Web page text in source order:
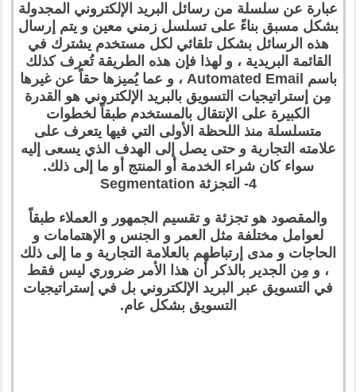
عبارة عن سلسلة من رسائل البريد الإلكتروني المجدولة
بشكل مسبق بناءً على تسلسل زمني معين و يتم إرسال
هذه الرسائل بشكل تلقائي لكل مستخدم يشترك في
القائمة البريدية ، و لهذا فإن هذه الطريقة تُعرف كذلك
باسم Automated Email ، و عما يُميزها حقاً عن غيرها
مِن إستراتيجيات التسويق بالبريد الإلكتروني هو القدرة
الكبيرة على الإنتقال بالمستخدم طبقاً لخطوات
متسلسلة منذ اللحظة الأولى التي فيها يتعرف على
علامته التجارية و حتى يصل إلى الهدف الذي يسعى إليه
سواء كان شراء الخدمة أو المنتج أو ما إلى ذلك.
4- التجزئة Segmentation
والمقصود هو تجزئة و تقسيم الجمهور و العملاء طبقاً
لعوامل مختلفة مثل العمر و الجنس و الإهتمامات و
الحاجات و مدى إرتباطهم بالعلامة التجارية و ما إلى ذلك
، و مِن الجدير بالذكر أن هذا الأمر ضروري ليس فقط
في التسويق عبر البريد الإلكتروني بل في إستراتيجيات
التسويق بشكل عام.